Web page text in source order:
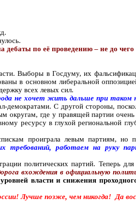
по её проведению – не до чего
Выборы в Госдуму, их
в основном либеральной
всех левых сил.
не хочет жить дальше при таком
С другой стороны,
округам, где у правящей партии
ресурсу в глухой региональной
проиграла левым партиям, но
требований, работаем на руку
политических партий. Теперь для
вхождения в официальную
власти и снижения
Лучше позже, чем никогда!
Да